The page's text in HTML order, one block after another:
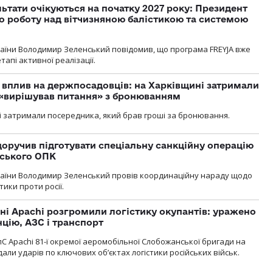
очікуються на початку 2027 року: Президент
роботу над вітчизняною балістикою та системою
Володимир Зеленський повідомив, що програма FREYJA вже
активної реалізації.
на держпосадовців: на Харківщині затримали
питання» з бронюванням
затримали посередника, який брав гроші за бронювання.
підготувати спеціальну санкційну операцію
ОПК
Володимир Зеленський провів координаційну нараду щодо
проти росії.
Apachi розгромили логістику окупантів: уражено
АЗС і транспорт
Apachi 81-ї окремої аеромобільної Слобожанської бригади на
ударів по ключових об’єктах логістики російських військ.